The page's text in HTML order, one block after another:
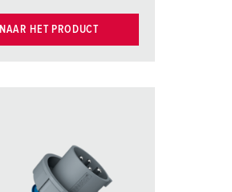
NAAR HET PRODUCT